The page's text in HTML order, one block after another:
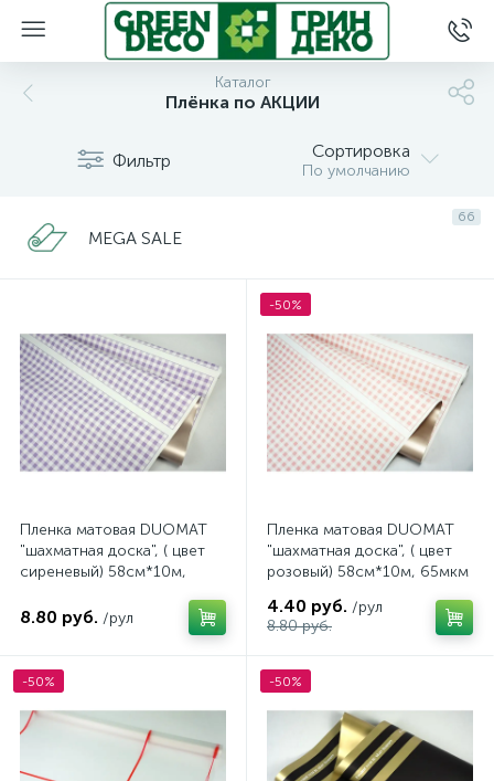
Каталог
Плёнка по АКЦИИ
Фильтр Сортировка
По умолчанию
66
MEGA SALE
Пленка матовая DUOMAT
"шахматная доска", ( цвет
сиреневый) 58см*10м,
8.80 руб. /рул
-50%
Пленка матовая DUOMAT
"шахматная доска", ( цвет
розовый) 58см*10м, 65мкм
4.40 руб. /рул
8.80 руб.
-50% -50%